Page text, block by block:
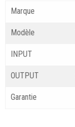
Marque
Modèle
INPUT
OUTPUT
Garantie